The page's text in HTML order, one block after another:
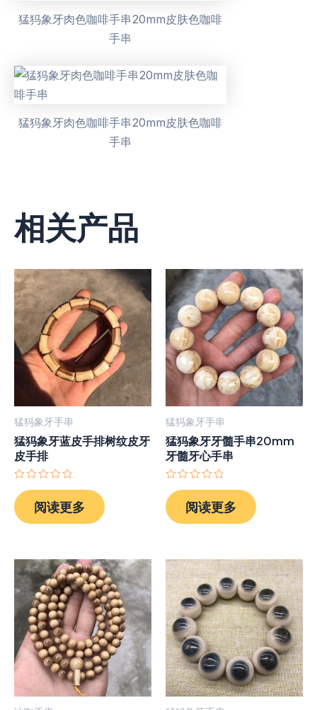
猛犸象牙肉色咖啡手串20mm皮肤色咖啡
手串
猛犸象牙肉色咖啡手串20mm皮肤色咖啡
手串
相关产品
猛犸象牙手串
猛犸象牙蓝皮手排树纹皮牙
皮手排
评
分
0
&sol;
阅读更多
猛犸象牙手串
猛犸象牙牙髓手串20mm
牙髓牙心手串
评
分
0
&sol;
阅读更多